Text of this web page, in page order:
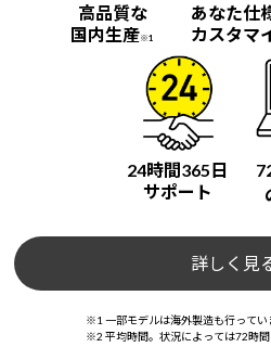
高品質な
国内生産※1
あなた仕
カスタマ
24時間365日
サポート
詳しく見
※1 一部モデルは海外製造も行ってい
※2 平均時間。状況によっては72時間